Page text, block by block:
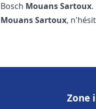
Bosch Mouans Sartoux
Mouans Sartoux,
Zone